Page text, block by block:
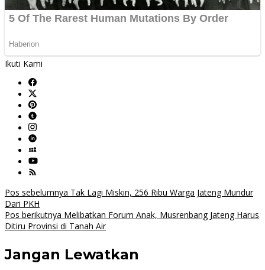
Ikuti Kami
Navigasi
pos
Pos sebelumnya Tak Lagi Miskin, 256 Ribu Warga Jateng Mundur
Dari PKH
Pos berikutnya Melibatkan Forum Anak, Musrenbang Jateng Harus
Ditiru Provinsi di Tanah Air
Jangan Lewatkan